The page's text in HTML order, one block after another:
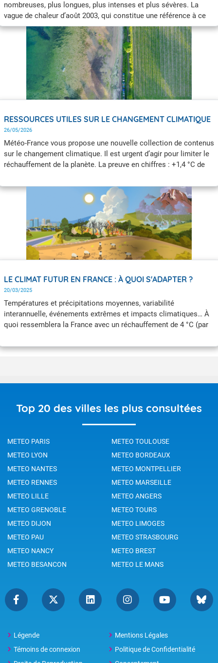
nombreuses, plus longues, plus intenses et plus sévères. La
vague de chaleur d’août 2003, qui constitue une référence à ce
jour, deviendra banale dans une France à +4 °C.
RESSOURCES UTILES SUR LE CHANGEMENT CLIMATIQUE
26/05/2026
Météo-France vous propose une nouvelle collection de contenus
sur le changement climatique. Il est urgent d’agir pour limiter le
réchauffement de la planète. La preuve en chiffres : +1,4 °C de
Europe (+2,3 °C) et +1,9 °C pour la France hexagonale et la
Corse par rapport à la période préindustrielle. Mobilisons nos
LE CLIMAT FUTUR EN FRANCE : À QUOI S'ADAPTER ?
20/03/2025
Températures et précipitations moyennes, variabilité
interannuelle, événements extrêmes et impacts climatiques… À
quoi ressemblera la France avec un réchauffement de 4 °C (par
connaître précisément les évolutions climatiques futures pour
Top 20 des villes les plus consultées
METEO PARIS
METEO TOULOUSE
METEO LYON
METEO BORDEAUX
METEO NANTES
METEO MONTPELLIER
METEO RENNES
METEO MARSEILLE
METEO LILLE
METEO ANGERS
METEO GRENOBLE
METEO TOURS
METEO DIJON
METEO LIMOGES
METEO PAU
METEO STRASBOURG
METEO NANCY
METEO BREST
METEO BESANCON
METEO LE MANS
Légende
Mentions Légales
Témoins de connexion
Politique de Confidentialité